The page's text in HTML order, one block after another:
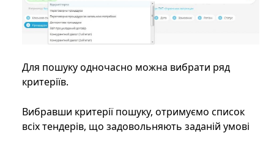
Для пошуку одночасно можна вибрати ряд
критеріїв.
Вибравши критерії пошуку, отримуємо список
всіх тендерів, що задовольняють заданій умові